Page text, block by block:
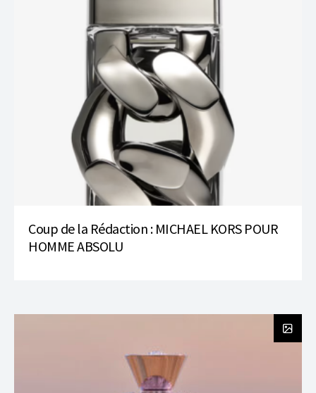
Coup de la Rédaction : MICHAEL KORS POUR
HOMME ABSOLU